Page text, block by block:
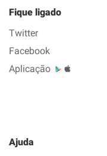
Fique ligado
Twitter
Facebook
Aplicação
Ajuda